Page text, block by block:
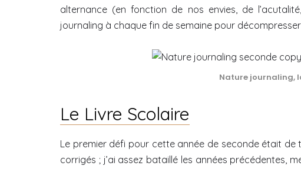
alternance (en fonction de nos envies, de
journaling à chaque fin de semaine pour
Nature journaling,
Le Livre Scolaire
Le premier défi pour cette année de seconde était
corrigés ; j’ai assez bataillé les années précédentes,